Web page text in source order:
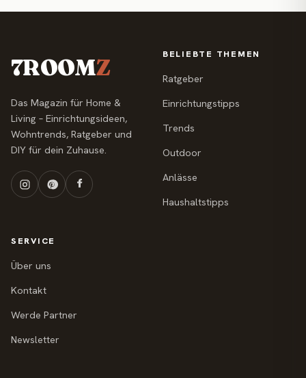
7ROOMZ
Das Magazin für Home &
Living – Einrichtungsideen,
Wohntrends, Ratgeber und
DIY für dein Zuhause.
BELIEBTE THEMEN
Ratgeber
Einrichtungstipps
Trends
Outdoor
Anlässe
Haushaltstipps
SERVICE
Über uns
Kontakt
Werde Partner
Newsletter